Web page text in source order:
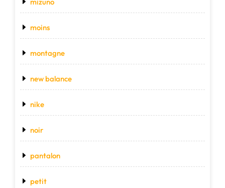
moins
montagne
new balance
nike
noir
pantalon
petit